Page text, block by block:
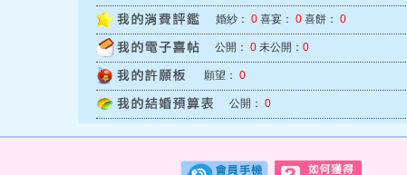
婚紗： 0 喜宴： 0 喜餅： 0
公開： 0 未公開： 0
願望： 0
公開： 0